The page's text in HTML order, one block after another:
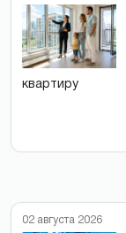
квартиру
02 августа 2026